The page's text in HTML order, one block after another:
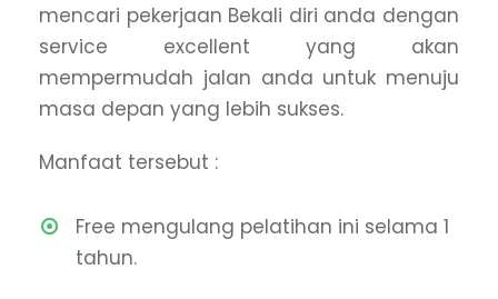
mencari pekerjaan Bekali diri anda dengan
service excellent yang akan
mempermudah jalan anda untuk menuju
masa depan yang lebih sukses.
Manfaat tersebut :
Free mengulang pelatihan ini selama 1
tahun.